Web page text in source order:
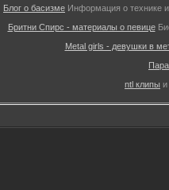
Блог о басизме Информация о технике
Бритни Спирс - материалы о певице
Metal girls - девушки в
ntl клипы